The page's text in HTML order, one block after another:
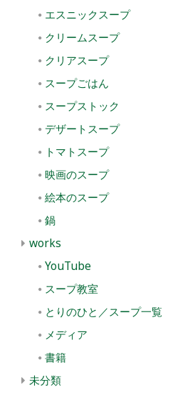
エスニックスープ
クリームスープ
クリアスープ
スープごはん
スープストック
デザートスープ
トマトスープ
映画のスープ
絵本のスープ
鍋
works
YouTube
スープ教室
とりのひと／スープ一覧
メディア
書籍
未分類